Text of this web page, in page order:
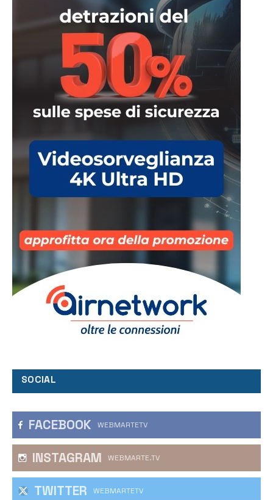
SOCIAL
FACEBOOK WEBMARTETV
INSTAGRAM WEBMARTE.TV
TWITTER WEBMARTETV